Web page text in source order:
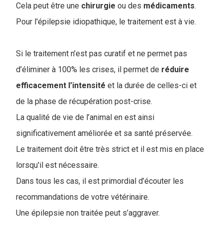
Cela peut être une chirurgie ou des médicaments.
Pour l'épilepsie idiopathique, le traitement est à vie.
Si le traitement n’est pas curatif et ne permet pas
d’éliminer à 100% les crises, il permet de réduire
efficacement l’intensité et la durée de celles-ci et
de la phase de récupération post-crise.
La qualité de vie de l’animal en est ainsi
significativement améliorée et sa santé préservée.
Le traitement doit être très strict et il est mis en place
lorsqu'il est nécessaire.
Dans tous les cas, il est primordial d’écouter les
recommandations de votre vétérinaire.
Une épilepsie non traitée peut s’aggraver.